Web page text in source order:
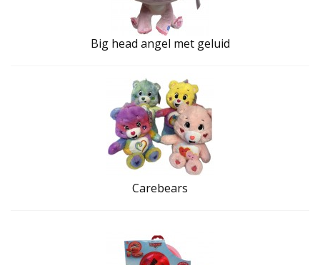
Big head angel met geluid
Carebears